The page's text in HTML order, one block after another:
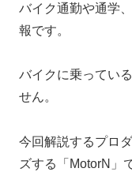
バイク通勤や通学
報です。
バイクに乗ってい
せん。
今回解説するプロ
ズする「MotorN」